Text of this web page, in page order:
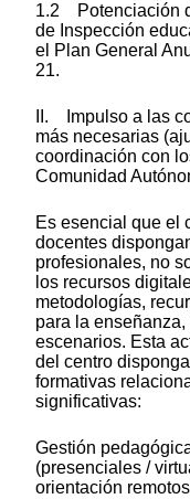
1.2 Potenciación
de Inspección
el Plan General
21.
II. Impulso a las
más necesarias
coordinación con
Comunidad
Es esencial que el
docentes
profesionales, no
los recursos
metodologías,
para la
escenarios. Esta
del centro
formativas
significativas:
Gestión
(presenciales /
orientación